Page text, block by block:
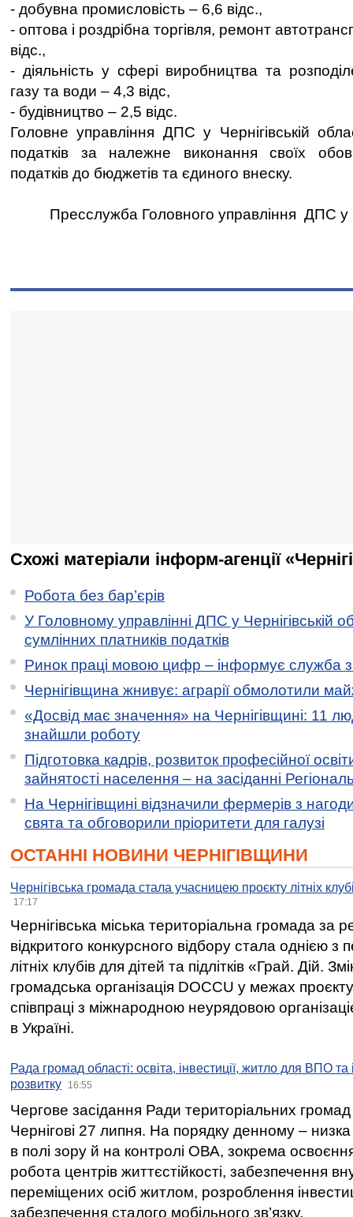
- добувна промисловість – 6,6 відс.,
- оптова і роздрібна торгівля, ремонт
відс.,
- діяльність у сфері виробництва та
газу та води – 4,3 відс,
- будівництво – 2,5 відс.
Головне управління ДПС у Чернігівській
податків за належне виконання своїх
податків до бюджетів та єдиного внеску.
Пресслужба Головного управління ДПС у
Схожі матеріали інформ-агенції
Робота без бар’єрів
У Головному управлінні ДПС у Чернігівській
сумлінних платників податків
Ринок праці мовою цифр – інформує служба
Чернігівщина жнивує: аграрії обмолотили
«Досвід має значення» на Чернігівщині: 11
знайшли роботу
Підготовка кадрів, розвиток професійної
зайнятості населення – на засіданні
На Чернігівщині відзначили фермерів з
свята та обговорили пріоритети для галузі
ОСТАННІ НОВИНИ ЧЕРНІГІВЩИНИ
Чернігівська громада стала учасницею проєкту літніх
17:17
Чернігівська міська територіальна громада за
відкритого конкурсного відбору стала однією
літніх клубів для дітей та підлітків «Грай. Дій.
громадська організація DOCCU у межах
співпраці з міжнародною неурядовою
в Україні.
Рада громад області: освіта, інвестиції, житло для ВПО
розвитку
16:55
Чергове засідання Ради територіальних громад
Чернігові 27 липня. На порядку денному –
в полі зору й на контролі ОВА, зокрема освоєння
робота центрів життєстійкості, забезпечення
переміщених осіб житлом, розроблення
забезпечення сталого мобільного зв’язку.